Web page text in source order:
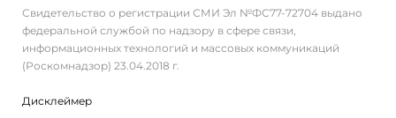
Свидетельство о регистрации СМИ Эл №ФС77-72704 выдано
федеральной службой по надзору в сфере связи,
информационных технологий и массовых коммуникаций
(Роскомнадзор) 23.04.2018 г.
Дисклеймер